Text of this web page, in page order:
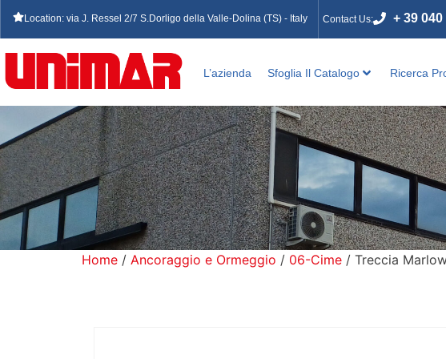
Location: via J. Ressel 2/7 S.Dorligo della Valle-Dolina (TS) - Italy Contact Us: + 39
L’azienda Sfoglia Il Catalogo Ricerca
Home / Ancoraggio e Ormeggio / 06-Cime / Treccia